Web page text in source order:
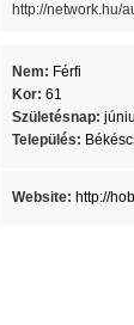
http://network.hu/
Nem: Férfi
Kor: 61
Születésnap:
Település:
Website: http://